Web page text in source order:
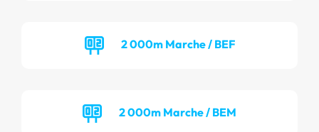
2 000m Marche / BEF
2 000m Marche / BEM